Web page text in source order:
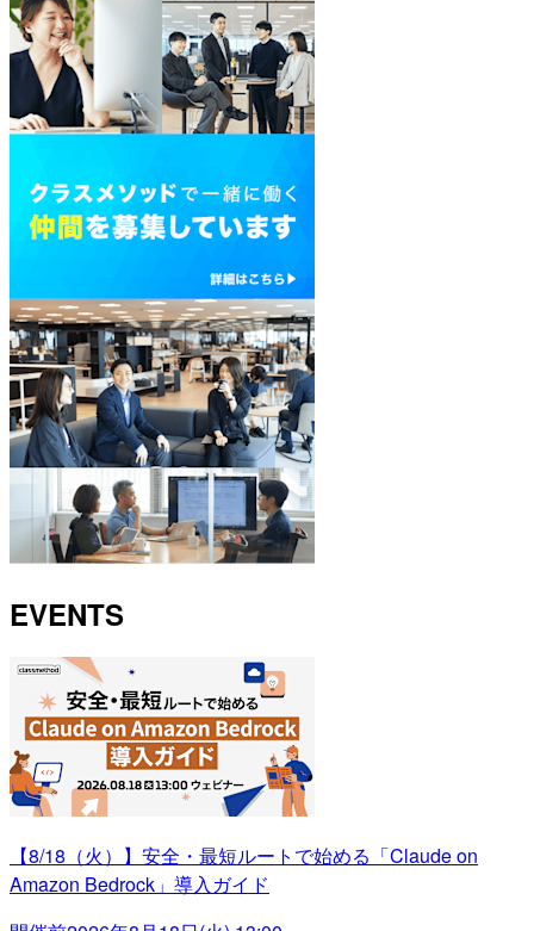
EVENTS
【8/18（火）】安全・最短ルートで始める「Claude on
Amazon Bedrock」導入ガイド